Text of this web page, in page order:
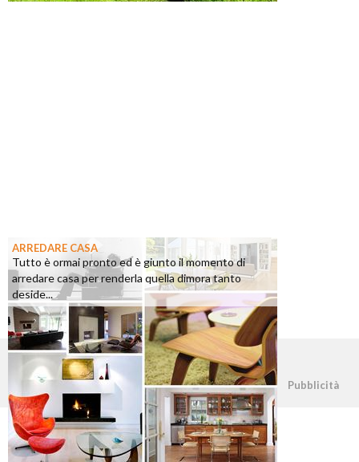
ARREDARE CASA
Tutto è ormai pronto ed è giunto il momento di
arredare casa per renderla quella dimora tanto
deside...
©2026 - casapratica.org - p.iva 03338800984 Pubblicità